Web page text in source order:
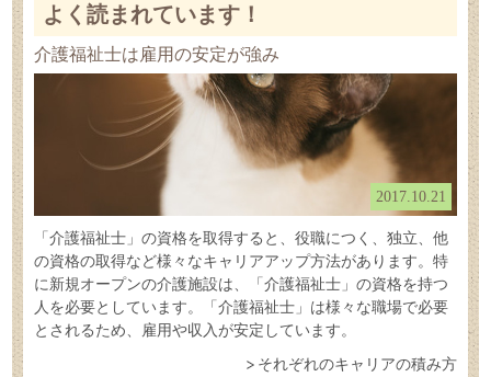
よく読まれています！
介護福祉士は雇用の安定が強み
2017.10.21
「介護福祉士」の資格を取得すると、役職につく、独立、他
の資格の取得など様々なキャリアアップ方法があります。特
に新規オープンの介護施設は、「介護福祉士」の資格を持つ
人を必要としています。「介護福祉士」は様々な職場で必要
とされるため、雇用や収入が安定しています。
それぞれのキャリアの積み方